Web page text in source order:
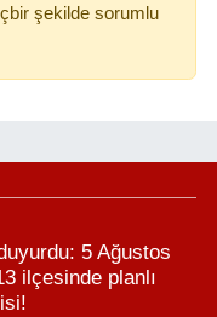
şekilde sorumlu
5 Ağustos
ilçesinde planlı